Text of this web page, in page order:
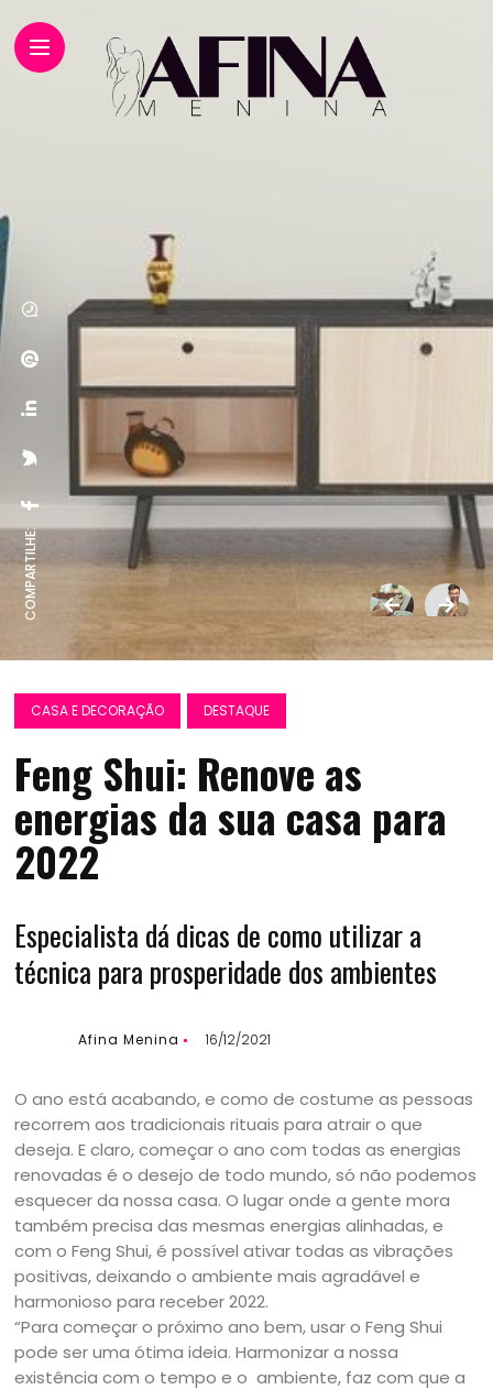
COMPARTILHE:
CASA E DECORAÇÃO DESTAQUE
Feng Shui: Renove as
energias da sua casa para
2022
Especialista dá dicas de como utilizar a
técnica para prosperidade dos ambientes
Afina Menina 16/12/2021
O ano está acabando, e como de costume as pessoas
recorrem aos tradicionais rituais para atrair o que
deseja. E claro, começar o ano com todas as energias
renovadas é o desejo de todo mundo, só não podemos
esquecer da nossa casa. O lugar onde a gente mora
também precisa das mesmas energias alinhadas, e
com o Feng Shui, é possível ativar todas as vibrações
positivas, deixando o ambiente mais agradável e
harmonioso para receber 2022.
“Para começar o próximo ano bem, usar o Feng Shui
pode ser uma ótima ideia. Harmonizar a nossa
existência com o tempo e o ambiente, faz com que a